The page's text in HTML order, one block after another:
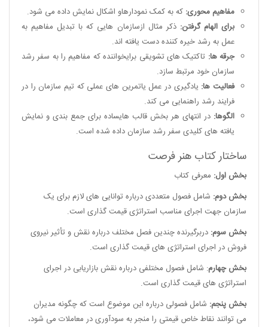
مفاهیم محوری: که به کمک نمودارهاو اشکال نمایش داده می شود.
برای الهام گرفتن: ذکر مثال ازسازمان هایی که با تبدیل مفاهیم به
عمل به رشد خیره کننده دست یافته اند.
جرقه ها: تاکتیک های تشویقی برایخواننده که مفاهیم را به سفر رشد
سازمان خود مرتبط سازد.
فعالیت ها: یادگیری در عمل یاتمرین های عملی که تیم سازمان را در
فرایند رشد راهنمایی می کند.
الگوها: در انتهای هر بخش قالب هایساده برای جمع بندی و نمایش
یافته های کلیدی سفر رشد سازمان داده شده است.
ساختار کتاب هنر فرصت
بخش اول: معرفی کتاب
بخش دوم: شامل فصول متعددی درباره توانایی های لازم برای یک
سازمان جهت اجرای مناسب استراتژی قیمت گذاری است.
بخش سوم: دربرگیرنده چندین فصل مختلف درباره نقش و تأثیر نیروی
فروش در اجرای استراتژی های قیمت گذاری است.
بخش چهارم: شامل فصول مختلفی درباره نقش بازاریابی در اجرای
استراتژی های قیمت گذاری است.
بخش پنجم: شامل فصولی درباره این موضوع است که چگونه مدیران
می توانند نقاط خاص قیمتی را منجر به سودآوری در معاملات می شود،